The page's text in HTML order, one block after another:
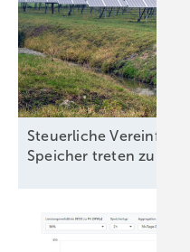
Steuerliche
Speicher treten zum